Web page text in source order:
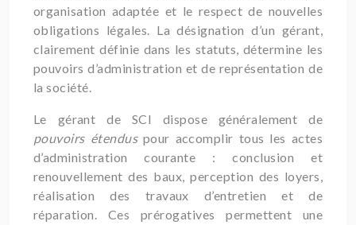
organisation adaptée et le respect de nouvelles
obligations légales. La désignation d’un gérant,
clairement définie dans les statuts, détermine les
pouvoirs d’administration et de représentation de
la société.
Le gérant de SCI dispose généralement de
pouvoirs étenduspour accomplir tous les actes
d’administration courante : conclusion et
renouvellement des baux, perception des loyers,
réalisation des travaux d’entretien et de
réparation. Ces prérogatives permettent une